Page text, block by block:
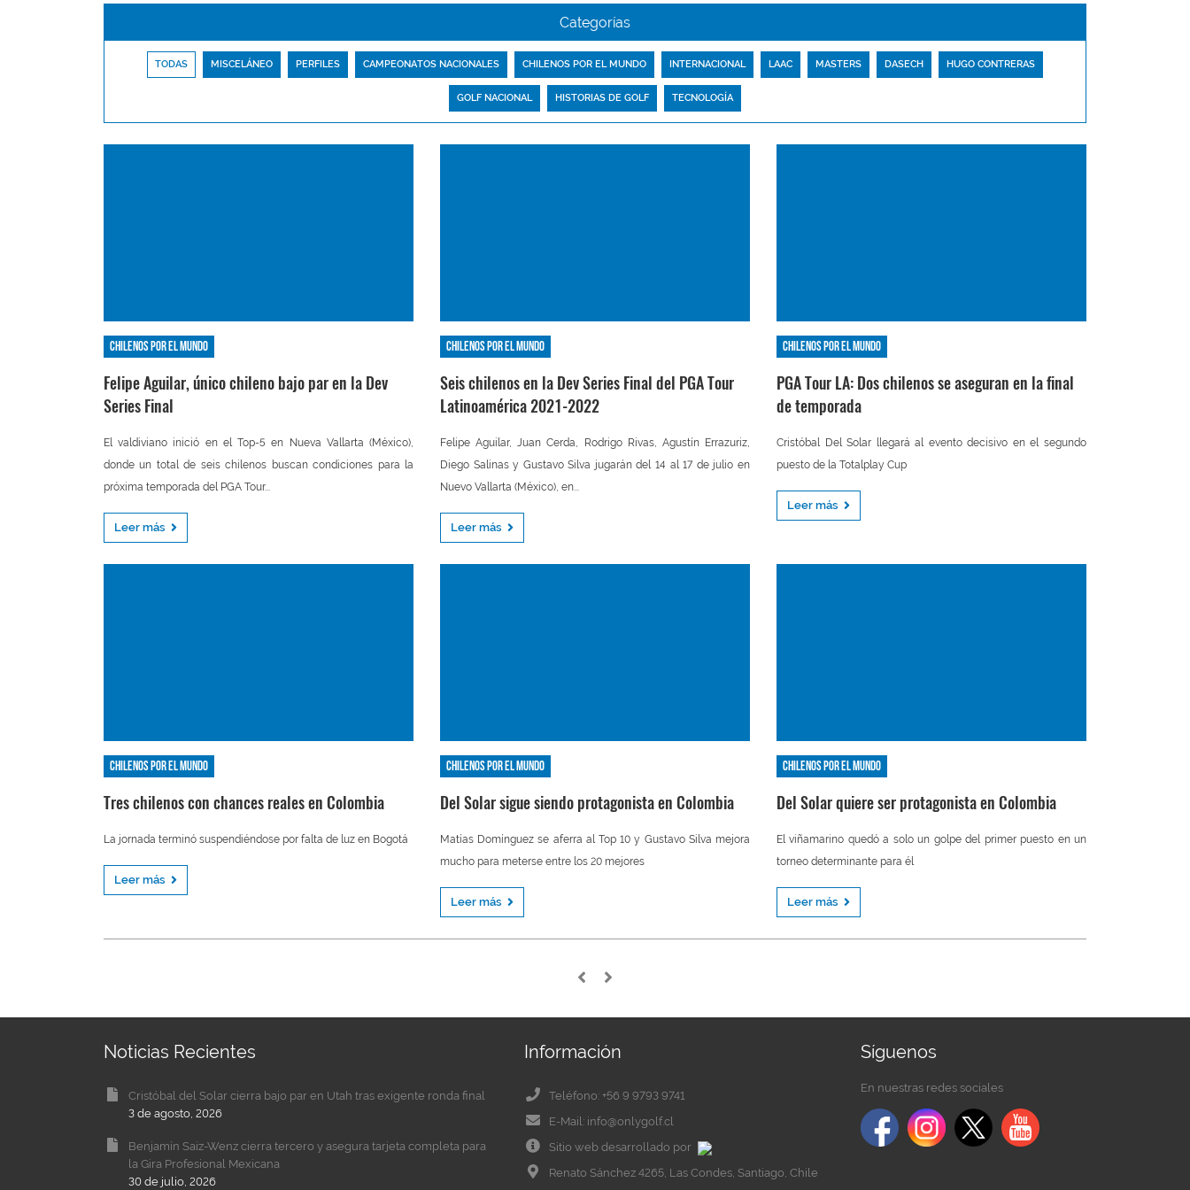
Categorías
TODAS MISCELÁNEO PERFILES CAMPEONATOS NACIONALES CHILENOS POR EL MUNDO INTERNACIONAL LAAC MASTERS DASECH HUGO CONTRERAS
GOLF NACIONAL HISTORIAS DE GOLF TECNOLOGÍA
Chilenos por el mundo
Felipe Aguilar, único chileno bajo par en la Dev
Series Final
El valdiviano inició en el Top-5 en Nueva Vallarta (México),
donde un total de seis chilenos buscan condiciones para la
próxima temporada del PGA Tour...
Leer más
Chilenos por el mundo
Seis chilenos en la Dev Series Final del PGA Tour
Latinoamérica 2021-2022
Felipe Aguilar, Juan Cerda, Rodrigo Rivas, Agustín Errazuriz,
Diego Salinas y Gustavo Silva jugarán del 14 al 17 de julio en
Nuevo Vallarta (México), en...
Leer más
Chilenos por el mundo
PGA Tour LA: Dos chilenos se aseguran en la final
de temporada
Cristóbal Del Solar llegará al evento decisivo en el segundo
puesto de la Totalplay Cup
Leer más
Chilenos por el mundo
Tres chilenos con chances reales en Colombia
La jornada terminó suspendiéndose por falta de luz en Bogotá
Leer más
Chilenos por el mundo
Del Solar sigue siendo protagonista en Colombia
Matías Domínguez se aferra al Top 10 y Gustavo Silva mejora
mucho para meterse entre los 20 mejores
Leer más
Chilenos por el mundo
Del Solar quiere ser protagonista en Colombia
El viñamarino quedó a solo un golpe del primer puesto en un
torneo determinante para él
Leer más
Noticias Recientes
Cristóbal del Solar cierra bajo par en Utah tras exigente ronda final
3 de agosto, 2026
Benjamín Saiz-Wenz cierra tercero y asegura tarjeta completa para
la Gira Profesional Mexicana
30 de julio, 2026
Información
Teléfono: +56 9 9793 9741
E-Mail: info@onlygolf.cl
Sitio web desarrollado por
Renato Sánchez 4265, Las Condes, Santiago, Chile
Síguenos
En nuestras redes sociales